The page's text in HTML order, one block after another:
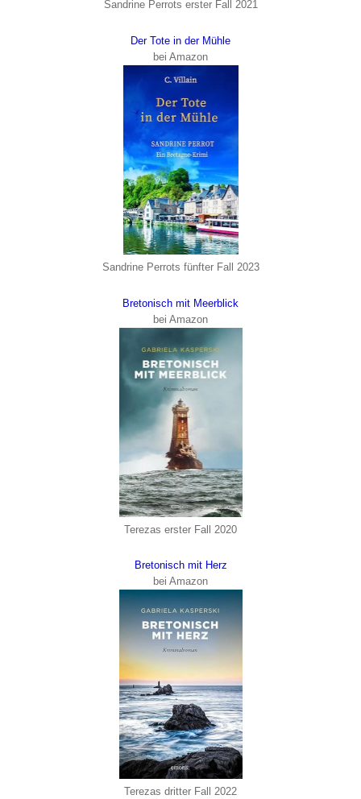
Sandrine Perrots erster Fall 2021
Der Tote in der Mühle
bei Amazon
Sandrine Perrots fünfter Fall 2023
Bretonisch mit Meerblick
bei Amazon
Terezas erster Fall 2020
Bretonisch mit Herz
bei Amazon
Terezas dritter Fall 2022